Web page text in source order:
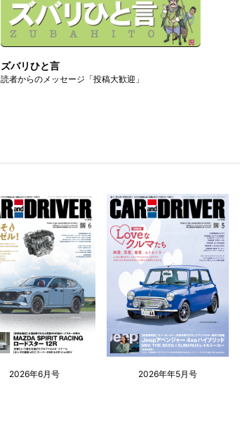
ズバリひと言
読者からのメッセージ「投稿大歓迎」
2026年6月号 2026年年5月号